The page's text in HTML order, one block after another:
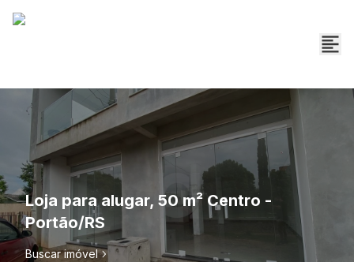
Loja para alugar, 50 m² Centro -
Portão/RS
Buscar imóvel